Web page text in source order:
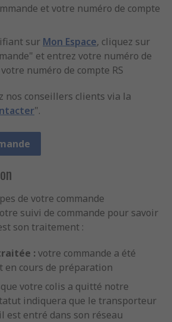
et votre numéro de compte
sur Mon Espace, cliquez sur
et entrez votre numéro de
numéro de compte RS
nos conseillers clients via la
".
de votre commande
suivi de commande pour savoir
son traitement :
: votre commande a été
en cours de préparation
votre colis a quitté notre
indiquera que le transporteur
est entré dans son réseau